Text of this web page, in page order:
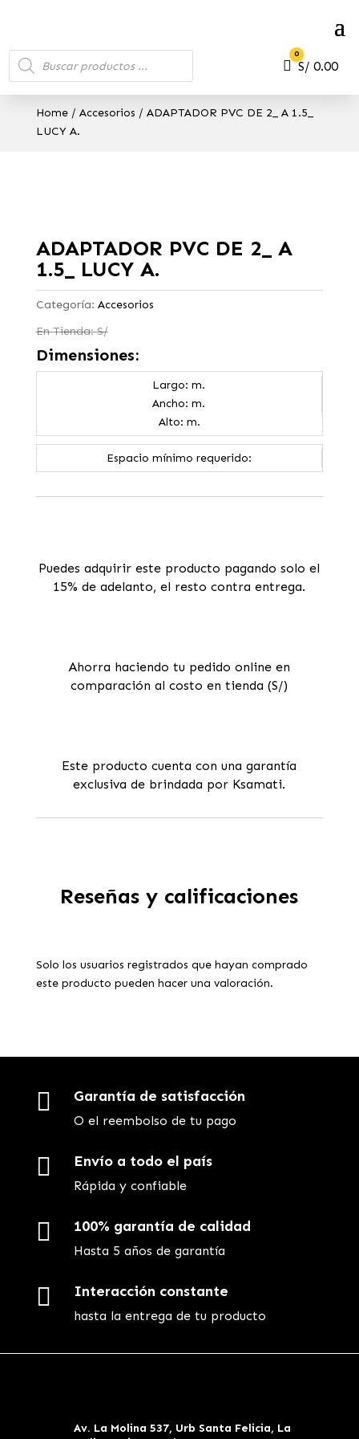
Búsqueda
de
productos
Carro
0
S/0.00
Home/ Accesorios / ADAPTADOR PVC DE 2_ A 1.5_
LUCY A.
ADAPTADOR PVC DE 2_ A
1.5_ LUCY A.
Categoría: Accesorios
En Tienda: S/
Dimensiones:
Largo: m.
Ancho: m.
Alto: m.
Espacio mínimo requerido:
Puedes adquirir este producto pagando solo el
15% de adelanto, el resto contra entrega.
Ahorra haciendo tu pedido online en
comparación al costo en tienda (S/)
Este producto cuenta con una garantía
exclusiva de brindada por Ksamati.
Reseñas y calificaciones
Solo los usuarios registrados que hayan comprado
este producto pueden hacer una valoración.
 Garantía de satisfacción
O el reembolso de tu pago
 Envío a todo el país
Rápida y confiable
 100% garantía de calidad
Hasta 5 años de garantía
 Interacción constante
hasta la entrega de tu producto
Av. La Molina 537, Urb Santa Felicia, La